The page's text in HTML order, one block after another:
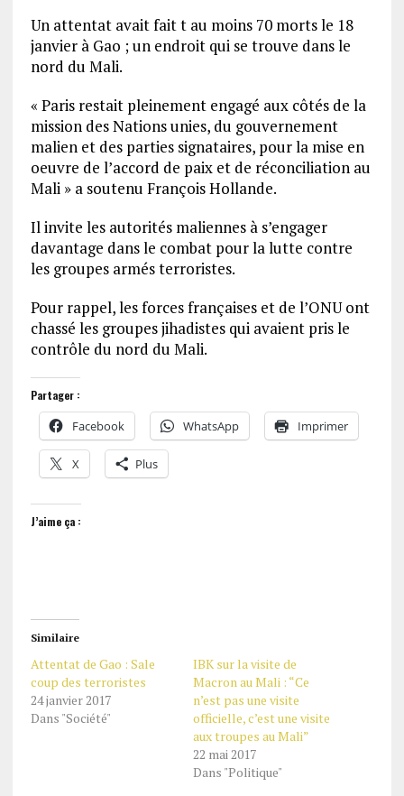
Un attentat avait fait t au moins 70 morts le 18
janvier à Gao ; un endroit qui se trouve dans le
nord du Mali.
« Paris restait pleinement engagé aux côtés de la
mission des Nations unies, du gouvernement
malien et des parties signataires, pour la mise en
oeuvre de l’accord de paix et de réconciliation au
Mali » a soutenu François Hollande.
Il invite les autorités maliennes à s’engager
davantage dans le combat pour la lutte contre
les groupes armés terroristes.
Pour rappel, les forces françaises et de l’ONU ont
chassé les groupes jihadistes qui avaient pris le
contrôle du nord du Mali.
Partager :
Facebook WhatsApp Imprimer
X Plus
J’aime ça :
Similaire
Attentat de Gao : Sale
coup des terroristes
24 janvier 2017
Dans "Société"
IBK sur la visite de
Macron au Mali : “Ce
n’est pas une visite
officielle, c’est une visite
aux troupes au Mali”
22 mai 2017
Dans "Politique"